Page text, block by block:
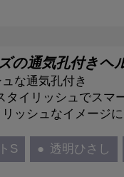
の通気孔付きヘ
な通気孔付き
タイリッシュでスマ
ッシュなイメージ
S 透明ひさし